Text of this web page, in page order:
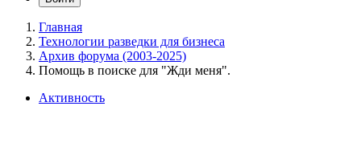
Главная
Технологии разведки для бизнеса
Архив форума (2003-2025)
Помощь в поиске для "Жди меня".
Активность